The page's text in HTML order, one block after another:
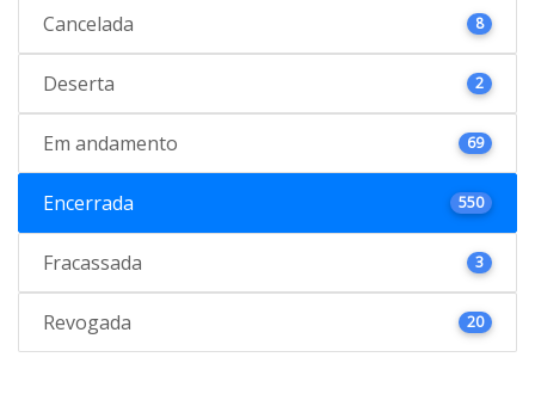
Cancelada 8
Deserta 2
Em andamento 69
Encerrada 550
Fracassada 3
Revogada 20